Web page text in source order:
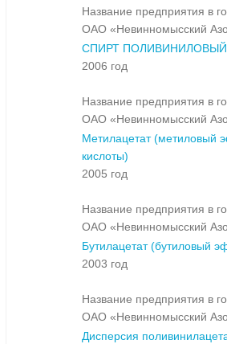
Название предприятия в
ОАО «Невинномысский
СПИРТ ПОЛИВИНИЛОВЫЙ
2006 год
Название предприятия в
ОАО «Невинномысский
Метилацетат (метиловый
кислоты)
2005 год
Название предприятия в
ОАО «Невинномысский
Бутилацетат (бутиловый
2003 год
Название предприятия в
ОАО «Невинномысский
Дисперсия